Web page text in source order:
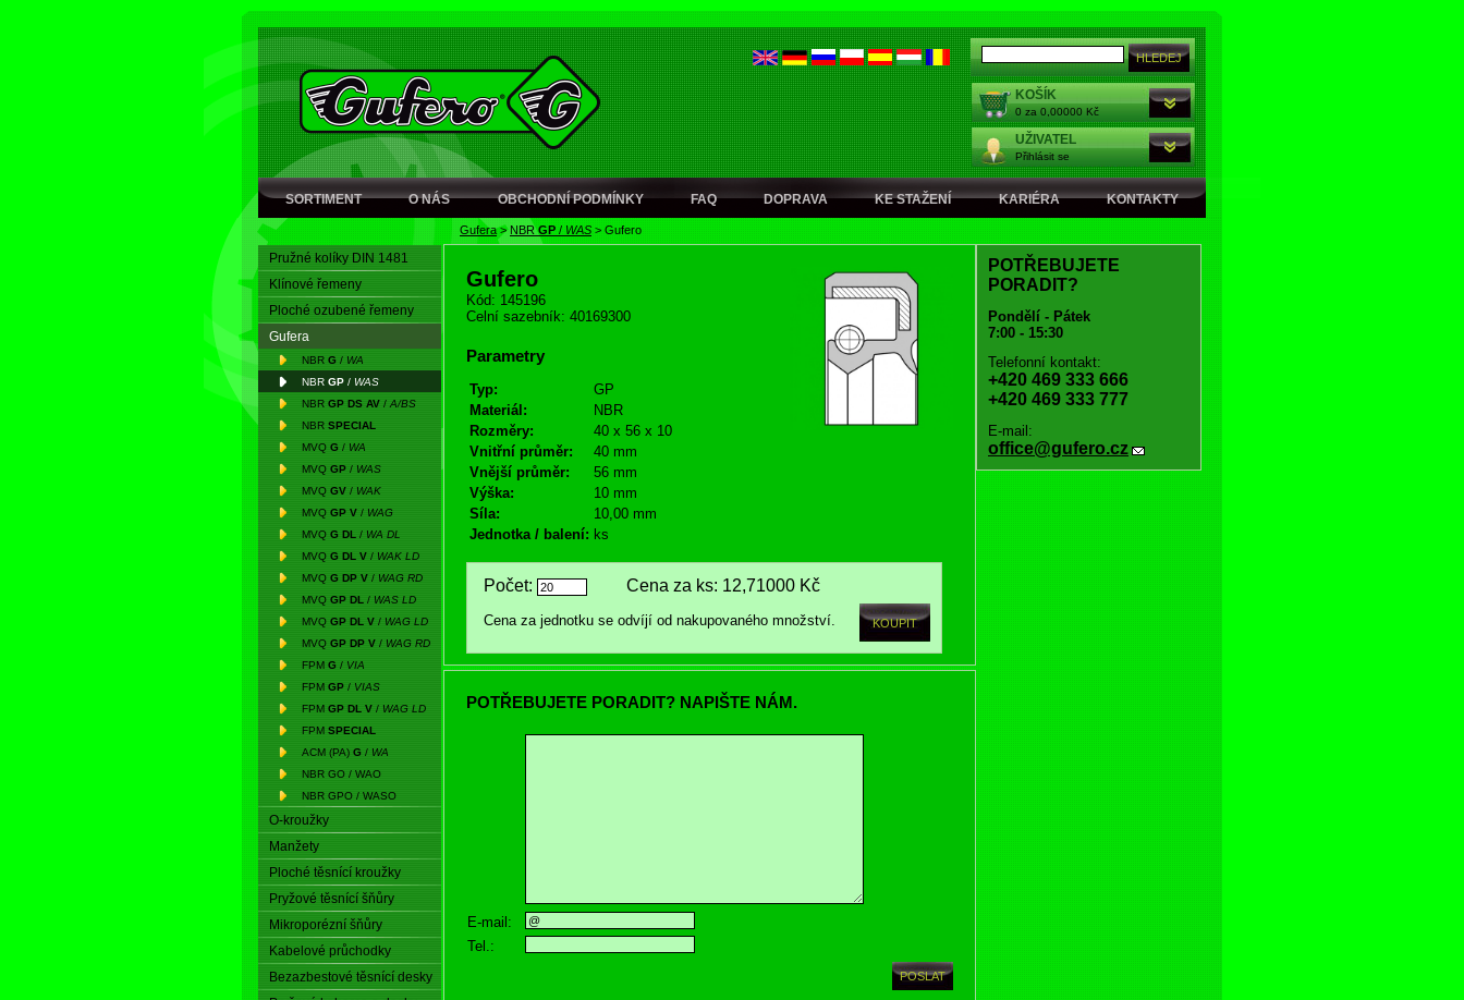
KOŠÍK
0 za 0,00000 Kč
UŽIVATEL
Přihlásit se
SORTIMENT O NÁS OBCHODNÍ PODMÍNKY FAQ DOPRAVA KE STAŽENÍ KARIÉRA KONTAKTY
Gufera> NBRGP / WAS > Gufero
Pružné kolíky DIN 1481
Klínové řemeny
Ploché ozubené řemeny
Gufera
NBR G / WA
NBR GP / WAS
NBR GP DS AV / A/BS
NBR SPECIAL
MVQ G / WA
MVQ GP / WAS
MVQ GV / WAK
MVQ GP V / WAG
MVQ G DL / WA DL
MVQ G DL V / WAK LD
MVQ G DP V / WAG RD
MVQ GP DL / WAS LD
MVQ GP DL V / WAG LD
MVQ GP DP V / WAG RD
FPM G / VIA
FPM GP / VIAS
FPM GP DL V / WAG LD
FPM SPECIAL
ACM (PA) G / WA
NBR GO / WAO
NBR GPO / WASO
O-kroužky
Manžety
Ploché těsnící kroužky
Pryžové těsnící šňůry
Mikroporézní šňůry
Kabelové průchodky
Bezazbestové těsnící desky
Gufero
Kód: 145196
Celní sazebník: 40169300
Parametry
Typ:
GP
Materiál:
NBR
Rozměry:
40 x 56 x 10
Vnitřní průměr:
40 mm
Vnější průměr:
56 mm
Výška:
10 mm
Síla:
10,00 mm
Jednotka / balení: ks
Počet: Cena za ks: 12,71000 Kč
Cena za jednotku se odvíjí od nakupovaného množství.
POTŘEBUJETE PORADIT? NAPIŠTE NÁM.
E-mail:
Tel.:
POTŘEBUJETE
PORADIT?
Pondělí - Pátek
7:00 - 15:30
Telefonní kontakt:
+420 469 333 666
+420 469 333 777
E-mail:
office@gufero.cz